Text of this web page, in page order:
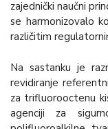
zajednički naučni
se harmonizovalo
različitim
Na sastanku je
revidiranje
za trifluorooctenu
agenciji za